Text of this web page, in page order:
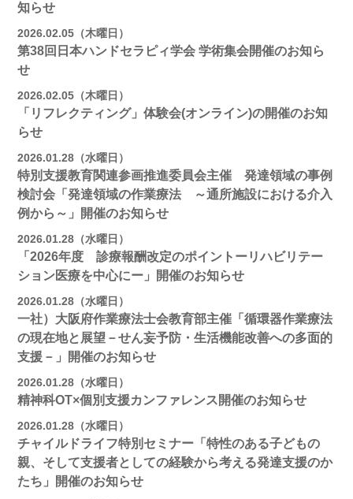
知らせ
2026.02.05（木曜日）
第38回日本ハンドセラピィ学会 学術集会開催のお知ら
せ
2026.02.05（木曜日）
「リフレクティング」体験会(オンライン)の開催のお知
らせ
2026.01.28（水曜日）
特別支援教育関連参画推進委員会主催 発達領域の事例
検討会「発達領域の作業療法 ～通所施設における介入
例から～」開催のお知らせ
2026.01.28（水曜日）
「2026年度 診療報酬改定のポイントーリハビリテー
ション医療を中心にー」開催のお知らせ
2026.01.28（水曜日）
一社）大阪府作業療法士会教育部主催「循環器作業療法
の現在地と展望－せん妄予防・生活機能改善への多面的
支援－」開催のお知らせ
2026.01.28（水曜日）
精神科OT×個別支援カンファレンス開催のお知らせ
2026.01.28（水曜日）
チャイルドライフ特別セミナー「特性のある子どもの
親、そして支援者としての経験から考える発達支援のか
たち」開催のお知らせ